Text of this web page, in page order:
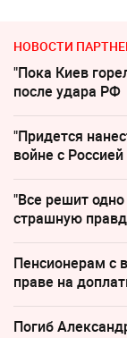
НОВОСТИ
"Пока Киев
после удара РФ
"Придется
войне с Россией
"Все решит
страшную
Пенсионерам с
праве на
Погиб